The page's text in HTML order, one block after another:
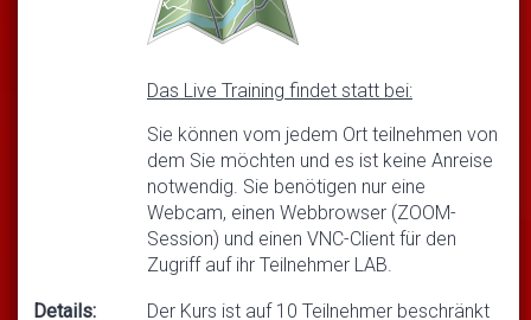
Das Live Training findet statt bei:
Sie können vom jedem Ort teilnehmen von
dem Sie möchten und es ist keine Anreise
notwendig. Sie benötigen nur eine
Webcam, einen Webbrowser (ZOOM-
Session) und einen VNC-Client für den
Zugriff auf ihr Teilnehmer LAB.
Details: Der Kurs ist auf 10 Teilnehmer beschränkt